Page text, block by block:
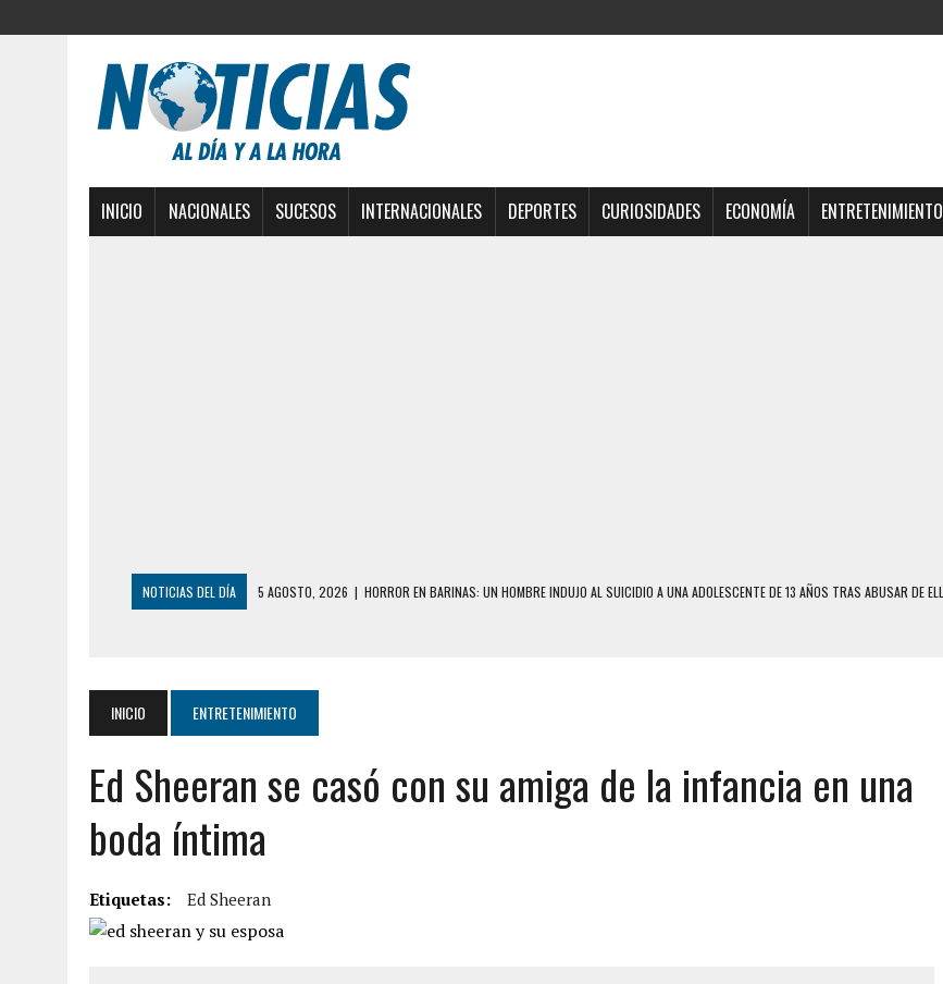
INICIO NACIONALES SUCESOS INTERNACIONALES DEPORTES CURIOSIDADES ECONOMÍA ENTRETENIMIENTO
NOTICIAS DEL DÍA 3 AGOSTO, 2026 | LA INCREÍBLE FORMA EN LA QUE SOBREVIVIÓ UN HOMBRE Y SU FAMILIA TRAS LOS TERREMOTOS: CAYERON
2 AGOSTO, 2026 | COLAPSÓ TECHO DE UNA VIVIENDA EN EL CENTRO DE CARACAS CON MÁS DE 20 PERSONAS ADENTRO
2 AGOSTO, 2026
FALCÓN: MUJER ATACÓ CON UN CUCHILLO A SUS HIJOS, UNO PERDIÓ LA VIDA
2 AGOSTO, 2026 | CONMOCIÓN EN CHILE POR BRUTAL CRIMEN CONTRA ADOLESCENTE VENEZOLANO: AUTOR MATERIAL SE MANTIENE EN FUGA
1 AGOSTO, 2026 |
UN MUERTO Y 5 HERIDOS SALDO DE COLISIÓN MÚLTIPLE EN LA AUTOPISTA VALLE-COCHE
INICIO ENTRETENIMIENTO
Ed Sheeran se casó con su amiga de la infancia en una
boda íntima
Etiquetas: Ed Sheeran